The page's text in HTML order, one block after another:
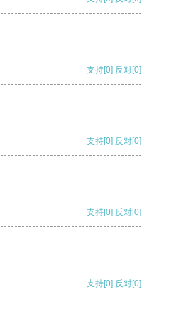
支持[0] 反对[0]
支持[0] 反对[0]
支持[0] 反对[0]
支持[0] 反对[0]